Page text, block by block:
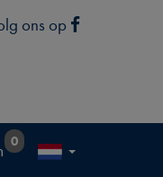
ons op Facebook
0